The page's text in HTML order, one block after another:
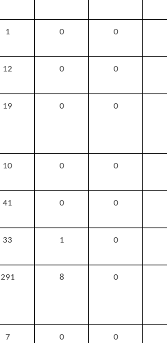
1 0 0
12 0 0
19 0 0
10 0 0
41 0 0
33 1 0
291 8 0
7 0 0